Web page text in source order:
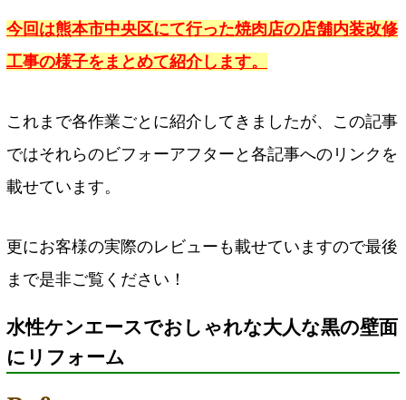
今回は熊本市中央区にて行った焼肉店の店舗内装改修
工事の様子をまとめて紹介します。
これまで各作業ごとに紹介してきましたが、この記事
ではそれらのビフォーアフターと各記事へのリンクを
載せています。
更にお客様の実際のレビューも載せていますので最後
まで是非ご覧ください！
水性ケンエースでおしゃれな大人な黒の壁面
にリフォーム